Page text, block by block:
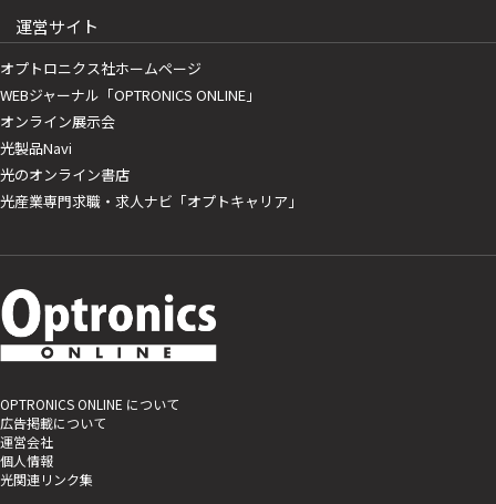
運営サイト
オプトロニクス社ホームページ
WEBジャーナル「OPTRONICS ONLINE」
オンライン展示会
光製品Navi
光のオンライン書店
光産業専門求職・求人ナビ「オプトキャリア」
OPTRONICS ONLINE について
広告掲載について
運営会社
個人情報
光関連リンク集